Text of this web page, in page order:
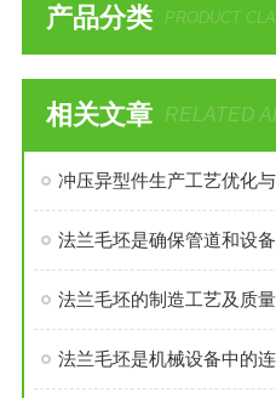
产品分类 PRODUCT
相关文章 RELATED
冲压异型件生产工艺优化
法兰毛坯是确保管道和设
法兰毛坯的制造工艺及质量
法兰毛坯是机械设备中的